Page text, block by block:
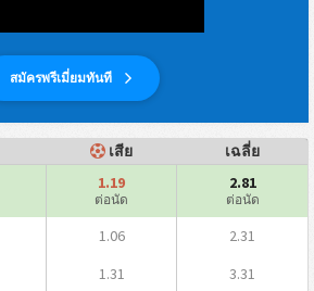
สมัครพรีเมี่ยมทันที
เสีย เฉลี่ย
1.19
ต่อนัด
2.81
ต่อนัด
1.06 2.31
1.31 3.31